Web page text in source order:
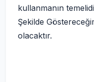
kullanmanın
Şekilde
olacaktır.